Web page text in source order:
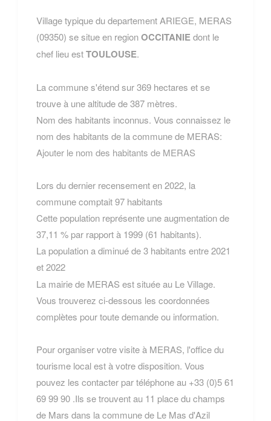
Village typique du departement ARIEGE, MERAS
(09350) se situe en regionOCCITANIEdont le
chef lieu estTOULOUSE.
La commune s'étend sur 369 hectares et se
trouve à une altitude de 387 mètres.
Nom des habitants inconnus. Vous connaissez le
nom des habitants de la commune de MERAS:
Ajouter le nom des habitants de MERAS
Lors du dernier recensement en 2022, la
commune comptait 97 habitants
Cette population représente une augmentation de
37,11 % par rapport à 1999 (61 habitants).
La population a diminué de 3 habitants entre 2021
et 2022
La mairie de MERAS est située au Le Village.
Vous trouverez ci-dessous les coordonnées
complètes pour toute demande ou information.
Pour organiser votre visite à MERAS, l'office du
tourisme local est à votre disposition. Vous
pouvez les contacter par téléphone au +33 (0)5 61
69 99 90 .Ils se trouvent au 11 place du champs
de Mars dans la commune de Le Mas d'Azil